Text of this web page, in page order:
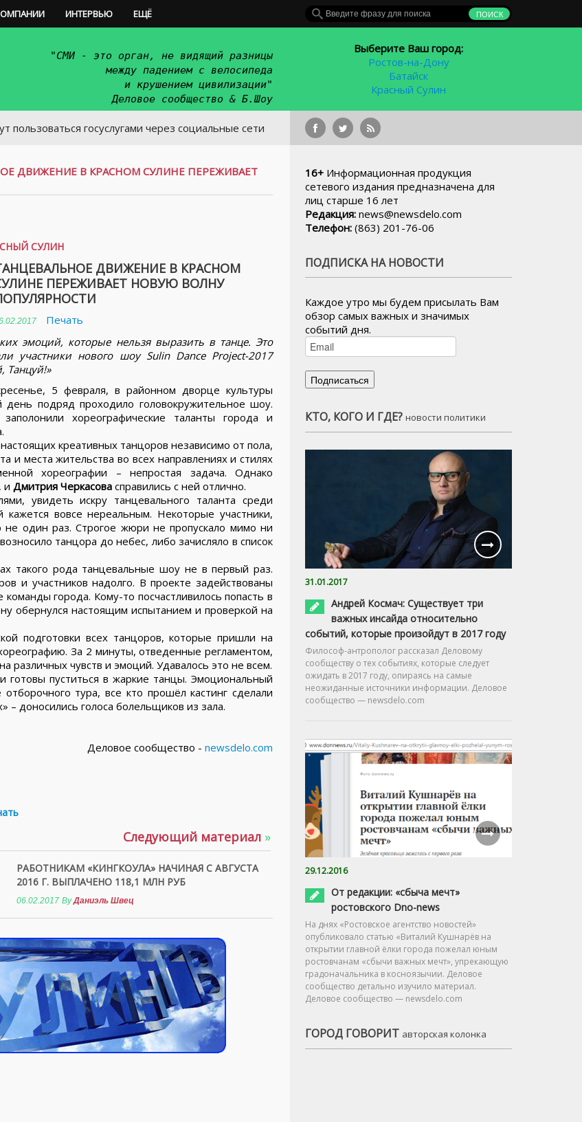
ИНТЕРВЬЮ ЕЩЁ
"СМИ - это орган, не видящий разницы
между падением с велосипеда
и крушением цивилизации"
Деловое сообщество & Б.Шоу
Выберите Ваш город:
Ростов-на-Дону
Батайск
Красный Сулин
госуслугами через социальные сети
ДВИЖЕНИЕ В КРАСНОМ СУЛИНЕ ПЕРЕЖИВАЕТ
СУЛИН
ДВИЖЕНИЕ В КРАСНОМ
ПЕРЕЖИВАЕТ НОВУЮ ВОЛНУ
Печать
эмоций, которые нельзя выразить в танце. Это
участники нового шоу Sulin Dance Project-2017
Танцуй!»
5 февраля, в районном дворце культуры
день подряд проходило головокружительное шоу.
хореографические таланты города и
креативных танцоров независимо от пола,
и места жительства во всех направлениях и стилях
хореографии – непростая задача. Однако
, и Дмитрия Черкасова справились с ней отлично.
увидеть искру танцевального таланта среди
кажется вовсе нереальным. Некоторые участники,
один раз. Строгое жюри не пропускало мимо ни
танцора до небес, либо зачисляло в список
такого рода танцевальные шоу не в первый раз.
и участников надолго. В проекте задействованы
города. Кому-то посчастливилось попасть в
обернулся настоящим испытанием и проверкой на
подготовки всех танцоров, которые пришли на
За 2 минуты, отведенные регламентом,
различных чувств и эмоций. Удавалось это не всем.
пуститься в жаркие танцы. Эмоциональный
тура, все кто прошёл кастинг сделали
доносились голоса болельщиков из зала.
Деловое сообщество - newsdelo.com
Следующий материал »
РАБОТНИКАМ «КИНГКОУЛА» НАЧИНАЯ С АВГУСТА
2016 Г. ВЫПЛАЧЕНО 118,1 МЛН РУБ
06.02.2017 ByДаниэль Швец
16+ Информационная продукция
сетевого издания предназначена для
лиц старше 16 лет
Редакция: news@newsdelo.com
Телефон: (863) 201-76-06
ПОДПИСКА НА НОВОСТИ
Каждое утро мы будем присылать Вам
обзор самых важных и значимых
событий дня.
КТО, КОГО И ГДЕ? новости политики
31.01.2017
Андрей Космач: Существует три
важных инсайда относительно
событий, которые произойдут в 2017 году
Философ-антрополог рассказал Деловому
сообществу о тех событиях, которые следует
ожидать в 2017 году, опираясь на самые
неожиданные источники информации. Деловое
сообщество — newsdelo.com
29.12.2016
От редакции: «сбыча мечт»
ростовского Dno-news
На днях «Ростовское агентство новостей»
опубликовало статью «Виталий Кушнарёв на
открытии главной ёлки города пожелал юным
ростовчанам «сбычи важных мечт», упрекающую
градоначальника в косноязычии. Деловое
сообщество детально изучило материал.
Деловое сообщество — newsdelo.com
ГОРОД ГОВОРИТ авторская колонка